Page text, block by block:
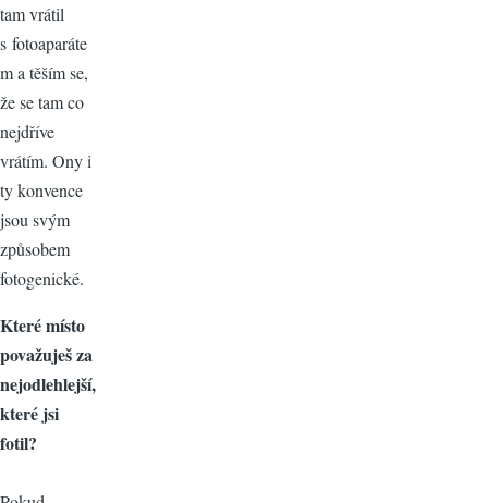
tam vrátil
s fotoaparáte
m a těším se,
že se tam co
nejdříve
vrátím. Ony i
ty konvence
jsou svým
způsobem
fotogenické.
Které místo
považuješ za
nejodlehlejší,
které jsi
fotil?